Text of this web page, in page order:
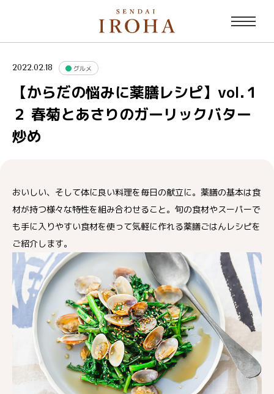
2022.02.18 グルメ
【からだの悩みに薬膳レシピ】vol.１
２ 春菊とあさりのガーリックバター
炒め
おいしい、そして体に良い料理を毎日の献立に。薬膳の基本は食
材が持つ様々な特性を組み合わせること。旬の食材やスーパーで
も手に入りやすい食材を使って気軽に作れる薬膳ごはんレシピを
ご紹介します。